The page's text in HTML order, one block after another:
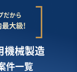
だから
最大級!
機械製造
件一覧